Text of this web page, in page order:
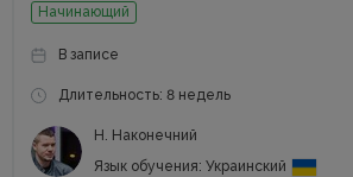
Начинающий
В записе
Длительность: 8 недель
Н. Наконечний
Язык обучения: Украинский